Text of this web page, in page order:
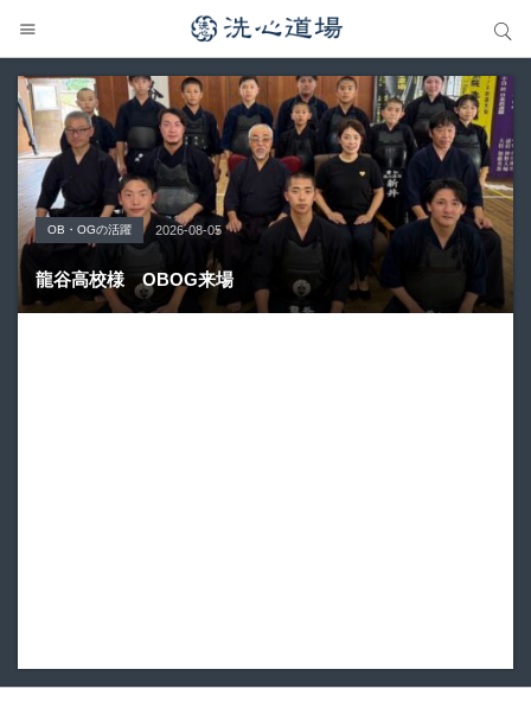
OB・OGの活躍 2026-08-05
龍谷高校様 OBOG来場
Topics 2026-08-05
広島県青春英龍館道場来場
大会の結果 2026-07-31
愛知県の星城高校へ出稽古
大会の結果 2026-07-25
第80回愛知県中学校総合体育大会・地区予選
大会の結果 2026-07-22
第136回愛知県剣道道場連盟研修会トーナメント戦
サイト内検索